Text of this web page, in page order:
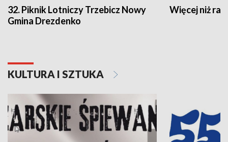
32. Piknik Lotniczy Trzebicz Nowy
Gmina Drezdenko
Więcej niż rajd
KULTURA I SZTUKA